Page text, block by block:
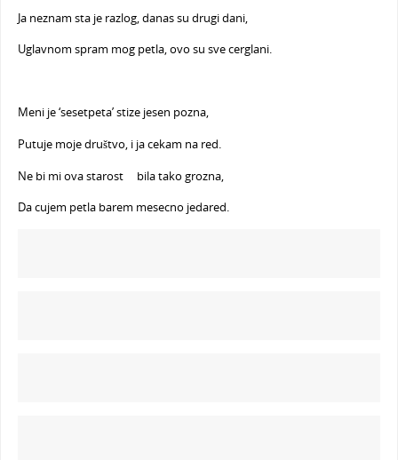
Ja neznam sta je razlog, danas su drugi dani,
Uglavnom spram mog petla, ovo su sve cerglani.
Meni je ‘sesetpeta’ stize jesen pozna,
Putuje moje društvo, i ja cekam na red.
Ne bi mi ova starost bila tako grozna,
Da cujem petla barem mesecno jedared.